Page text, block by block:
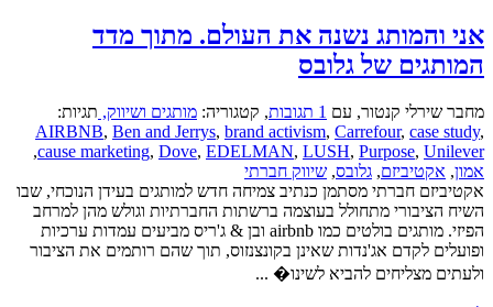
אני והמותג נשנה את העולם. מתוך מדד
המותגים של גלובס
מחבר שירלי קנטור, עם 1 תגובות , קטגוריה: מותגים ושיווק, תגיות:
AIRBNB, Ben and Jerrys, brand activism, Carrefour, case study,
cause marketing, Dove, EDELMAN, LUSH, Purpose, Unilever
,
אמון, אקטיביזם, גלובס, שיווק חברתי
אקטיביזם חברתי מסתמן כנתיב צמיחה חדש למותגים בעידן הנוכחי, שבו
השיח הציבורי מתחולל בעוצמה ברשתות החברתיות וגולש מהן למרחב
הפיזי. מותגים בולטים כמו airbnb ובן & ג'ריס מביעים עמדות ערכיות
ופועלים לקדם אג'נדות שאינן בקונצנזוס, תוך שהם רותמים את הציבור
ולעתים מצליחים להביא לשינו� ...